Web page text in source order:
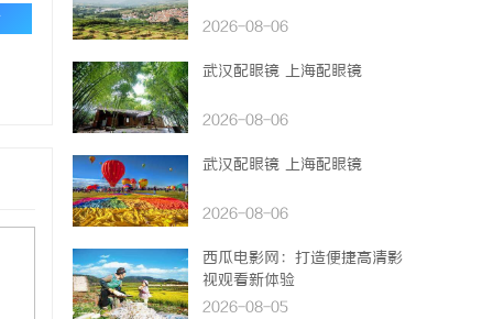
2026-08-06
武汉配眼镜 上海配眼镜
2026-08-06
武汉配眼镜 上海配眼镜
2026-08-06
西瓜电影网：打造便捷高清影
视观看新体验
2026-08-05